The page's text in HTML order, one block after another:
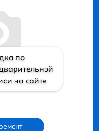
по
на сайте